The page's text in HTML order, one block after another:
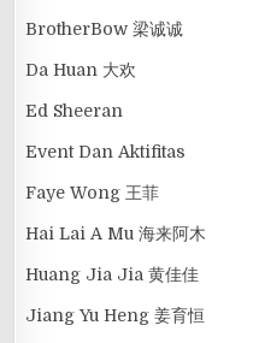
BrotherBow 梁诚诚
Da Huan 大欢
Ed Sheeran
Event Dan Aktifitas
Faye Wong 王菲
Hai Lai A Mu 海来阿木
Huang Jia Jia 黄佳佳
Jiang Yu Heng 姜育恒